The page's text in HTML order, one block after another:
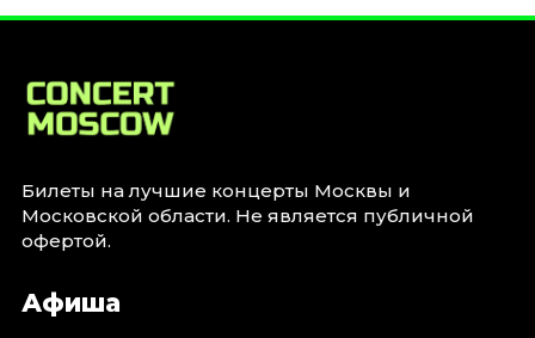
Август 2026
Сентябрь 2026
Ноябрь 2026
Декабрь 2026
Август 2026
Билеты на лучшие концерты Москвы и
Московской области. Не является публичной
офертой.
Афиша